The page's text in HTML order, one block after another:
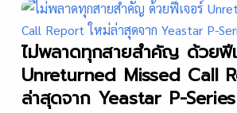
ไม่พลาดทุกสายสำคัญ ด้วยฟี
Unreturned Missed Call
ล่าสุดจาก Yeastar P-Series